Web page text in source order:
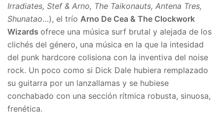
Irradiates, Stef & Arno, The Taikonauts, Antena Tres,
Shunatao…), el trío Arno De Cea & The Clockwork
Wizards ofrece una música surf brutal y alejada de los
clichés del género, una música en la que la intesidad
del punk hardcore colisiona con la inventiva del noise
rock. Un poco como si Dick Dale hubiera remplazado
su guitarra por un lanzallamas y se hubiese
conchabado con una sección rítmica robusta, sinuosa,
frenética.